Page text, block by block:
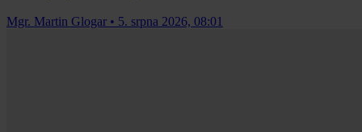
Mgr. Martin Glogar • 5. srpna 2026, 08:01